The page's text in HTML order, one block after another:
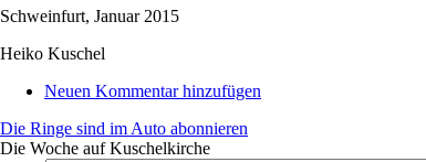
Schweinfurt, Januar 2015
Heiko Kuschel
Neuen Kommentar hinzufügen
Die Ringe sind im Auto abonnieren
Die Woche auf Kuschelkirche